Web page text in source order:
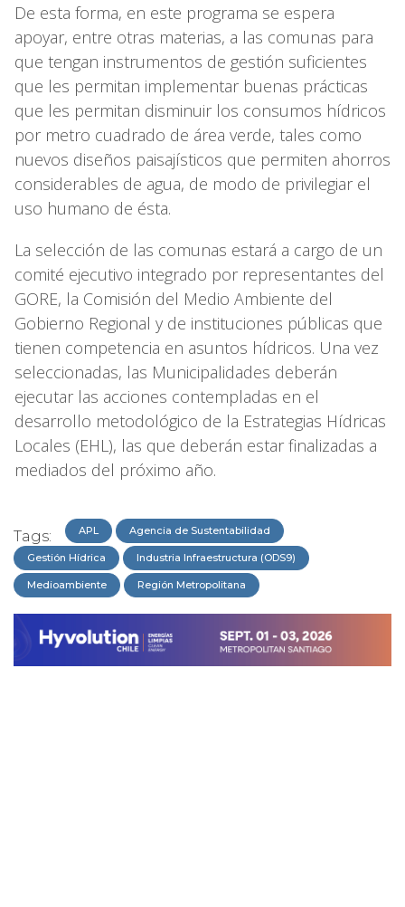
De esta forma, en este programa se espera
apoyar, entre otras materias, a las comunas para
que tengan instrumentos de gestión suficientes
que les permitan implementar buenas prácticas
que les permitan disminuir los consumos hídricos
por metro cuadrado de área verde, tales como
nuevos diseños paisajísticos que permiten ahorros
considerables de agua, de modo de privilegiar el
uso humano de ésta.
La selección de las comunas estará a cargo de un
comité ejecutivo integrado por representantes del
GORE, la Comisión del Medio Ambiente del
Gobierno Regional y de instituciones públicas que
tienen competencia en asuntos hídricos. Una vez
seleccionadas, las Municipalidades deberán
ejecutar las acciones contempladas en el
desarrollo metodológico de la Estrategias Hídricas
Locales (EHL), las que deberán estar finalizadas a
mediados del próximo año.
Tags: APL Agencia de Sustentabilidad
Gestión Hídrica Industria Infraestructura (ODS9)
Medioambiente Región Metropolitana